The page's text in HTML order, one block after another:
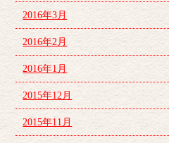
2016年3月
2016年2月
2016年1月
2015年12月
2015年11月